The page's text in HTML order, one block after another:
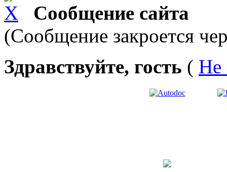
Сообщение сайта
(Сообщение закроется
Здравствуйте, гость ( Не